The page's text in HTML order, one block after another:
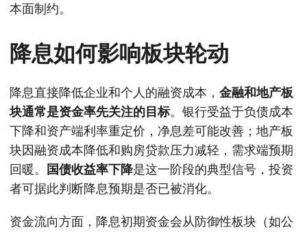
本面制约。
降息如何影响板块轮动
降息直接降低企业和个人的融资成本， 金融和地产板
块通常是资金率先关注的目标。银行受益于负债成本
下降和资产端利率重定价，净息差可能改善；地产板
块因融资成本降低和购房贷款压力减轻，需求端预期
回暖。 国债收益率下降是这一阶段的典型信号，投资
者可据此判断降息预期是否已被消化。
资金流向方面，降息初期资金会从防御性板块（如公